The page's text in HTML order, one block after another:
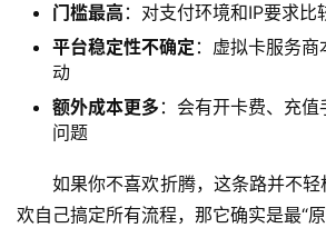
门槛最高 ：对支付环境和IP要求比
平台稳定性不确定 ：虚拟卡服务
动
额外成本更多 ：会有开卡费、充
问题
如果你不喜欢折腾，这条路并不
欢自己搞定所有流程，那它确实是最“原